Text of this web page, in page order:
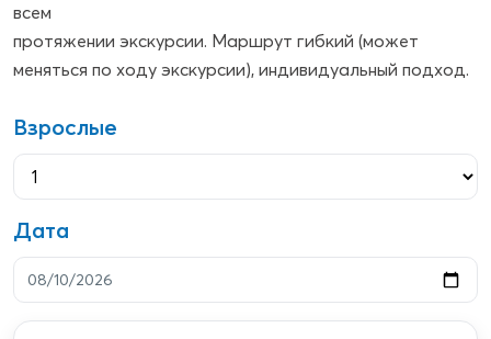
всем
протяжении экскурсии. Маршрут гибкий (может
меняться по ходу экскурсии), индивидуальный подход.
Взрослые
Дата